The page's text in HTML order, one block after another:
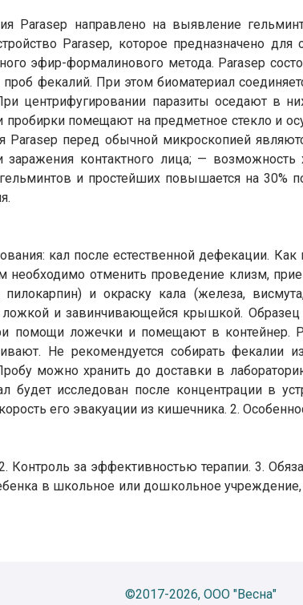
Parasep направлено на выявление
Parasep, которое предназначено
эфир-формалинового метода. Parasep
проб фекалий. При этом биоматериал
центрифугировании паразиты оседают в
пробирки помещают на предметное стекло и
Parasep перед обычной микроскопией
заражения контактного лица; —
и простейших повышается на
кал после естественной дефекации.
необходимо отменить проведение клизм,
пилокарпин) и окраску кала (железа,
ложкой и завинчивающейся крышкой.
помощи ложечки и помещают в контейнер.
Не рекомендуется собирать фекалии
можно хранить до доставки в
будет исследован после концентрации в
его эвакуации из кишечника. 2.
Контроль за эффективностью терапии. 3.
в школьное или дошкольное
©2017-2026, ООО "Весна"